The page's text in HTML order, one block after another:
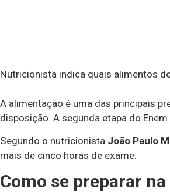
Nutricionista indica quais alimentos
A alimentação é uma das principais
disposição. A segunda etapa do
Segundo o nutricionista João Paulo
mais de cinco horas de exame.
Como se preparar